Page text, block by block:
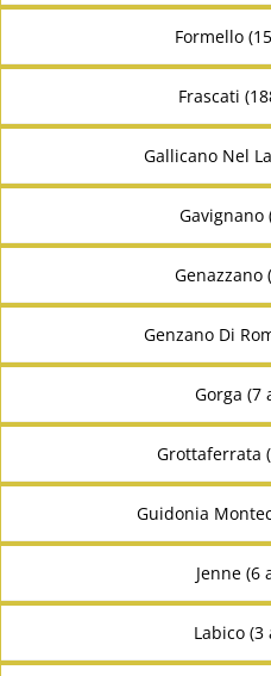
Formello
Frascati
Gallicano Nel
Gavignano
Genazzano
Genzano Di
Gorga (7
Grottaferrata
Guidonia
Jenne (6
Labico